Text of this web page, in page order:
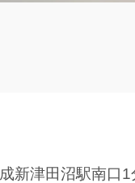
新津田沼駅南口1